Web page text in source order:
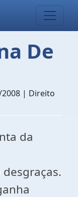
De
| Direito
da